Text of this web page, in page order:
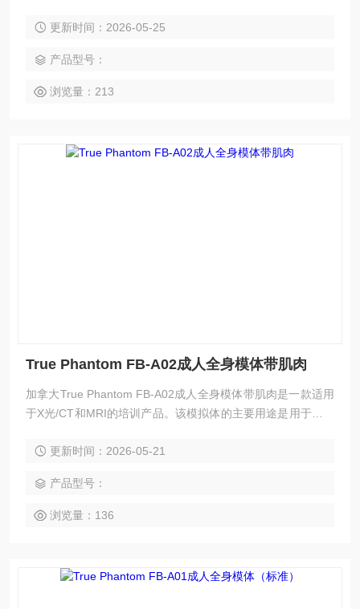
部包含所有主要器官。该模拟体兼容超声和X射线/CT检查，是
更新时间：2026-05-25
产品型号：
浏览量：213
True Phantom FB-A02成人全身模体带肌肉
加拿大True Phantom FB-A02成人全身模体带肌肉是一款适用
于X光/CT和MRI的培训产品。该模拟体的主要用途是用于放射
诊断成像技术进行实践操作，以及通过视觉评估确定最佳扫描
更新时间：2026-05-21
产品型号：
浏览量：136